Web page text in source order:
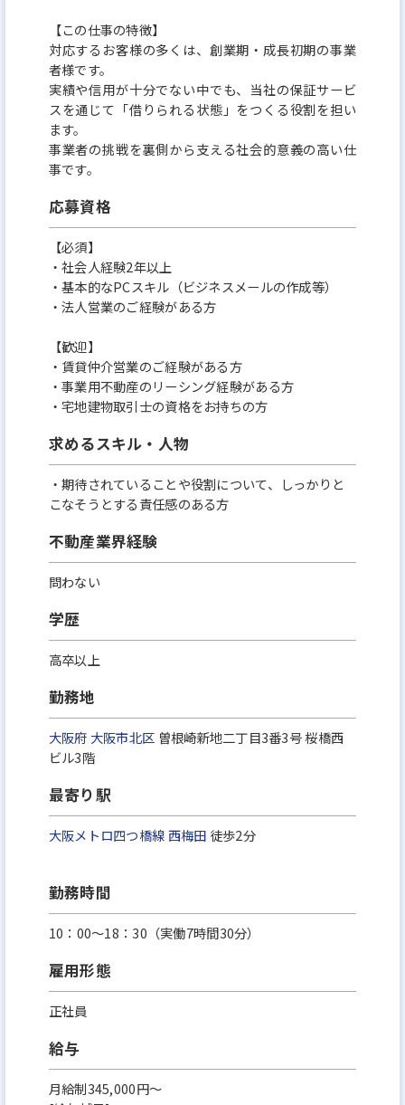
【この仕事の特徴】
対応するお客様の多くは、創業期・成長初期の事業
者様です。
実績や信用が十分でない中でも、当社の保証サービ
スを通じて「借りられる状態」をつくる役割を担い
ます。
事業者の挑戦を裏側から支える社会的意義の高い仕
事です。
応募資格
【必須】
・社会人経験2年以上
・基本的なPCスキル（ビジネスメールの作成等）
・法人営業のご経験がある方
【歓迎】
・賃貸仲介営業のご経験がある方
・事業用不動産のリーシング経験がある方
・宅地建物取引士の資格をお持ちの方
求めるスキル・人物
・期待されていることや役割について、しっかりと
こなそうとする責任感のある方
不動産業界経験
問わない
学歴
高卒以上
勤務地
大阪府 大阪市北区 曽根崎新地二丁目3番3号 桜橋西
ビル3階
最寄り駅
大阪メトロ四つ橋線西梅田 徒歩2分
勤務時間
10：00～18：30（実働7時間30分）
雇用形態
正社員
給与
月給制345,000円～